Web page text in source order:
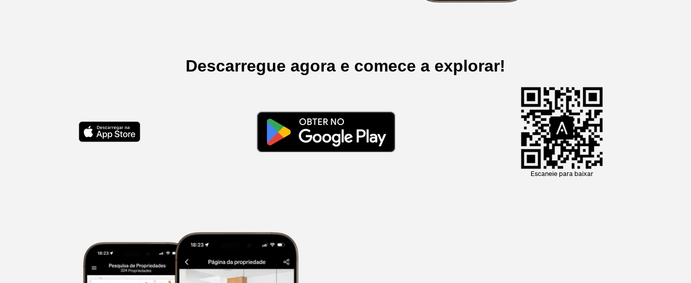
Descarregue agora e comece a explorar!
Escaneie para baixar